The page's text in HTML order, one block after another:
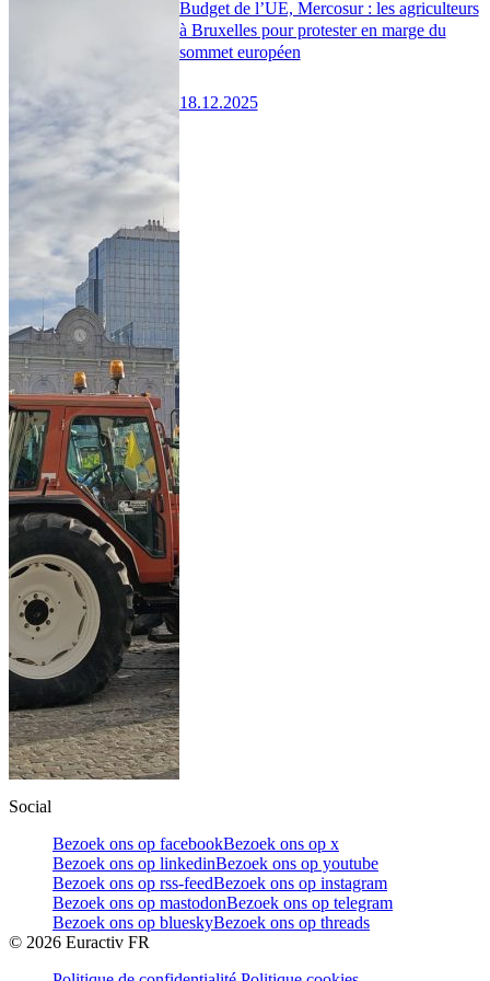
Budget de l’UE, Mercosur : les agriculteurs
à Bruxelles pour protester en marge du
sommet européen
18.12.2025
Social
Bezoek ons op facebookBezoek ons op x
Bezoek ons op linkedinBezoek ons op youtube
Bezoek ons op rss-feedBezoek ons op instagram
Bezoek ons op mastodonBezoek ons op telegram
Bezoek ons op blueskyBezoek ons op threads
© 2026 Euractiv FR